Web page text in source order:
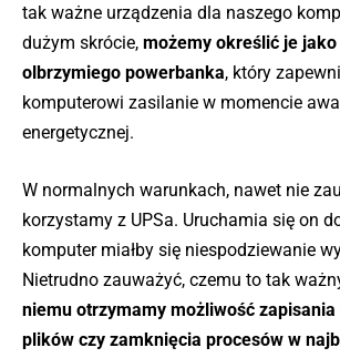
tak ważne urządzenia dla naszego
dużym skrócie, możemy określić je
olbrzymiego powerbanka, który
komputerowi zasilanie w momencie
energetycznej.
W normalnych warunkach, nawet nie
korzystamy z UPSa. Uruchamia się on
komputer miałby się niespodziewanie
Nietrudno zauważyć, czemu to tak
niemu otrzymamy możliwość
plików czy zamknięcia procesów w